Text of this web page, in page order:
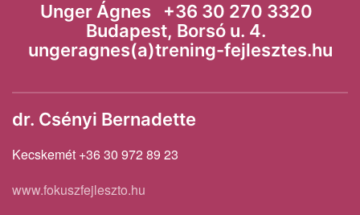
Unger Ágnes +36 30 270 3320
Budapest, Borsó u. 4.
ungeragnes(a)trening-fejlesztes.hu
dr. Csényi Bernadette
Kecskemét +36 30 972 89 23
www.fokuszfejleszto.hu